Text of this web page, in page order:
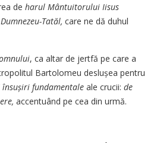
de harul Mântuitorului Iisus
Tatăl, care ne dă duhul
, ca altar de jertfă pe care a
Bartolomeu deslușea pentru
fundamentale ale crucii: de
accentuând pe cea din urmă.